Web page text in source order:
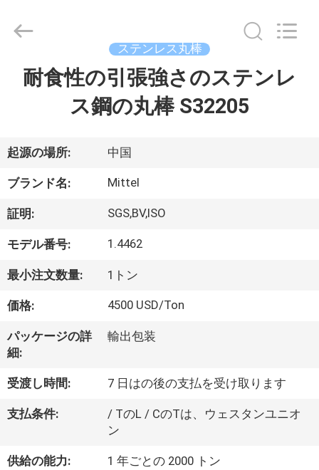
ロ
ダ
ク
ト
達
に
つ
い
JIANGSU
LIMITED.
ステンレス丸棒
耐食性の引張強さのステンレ
ス鋼の丸棒 S32205
起源の場所: 中国
ブランド名: Mittel
証明: SGS,BV,ISO
モデル番号: 1.4462
最小注文数量: 1トン
価格: 4500 USD/Ton
パッケージの詳
細:
輸出包装
受渡し時間: 7 日はの後の支払を受け取ります
支払条件:
/ TのL / CのTは、ウェスタンユニオ
ン
供給の能力: 1 年ごとの 2000 トン